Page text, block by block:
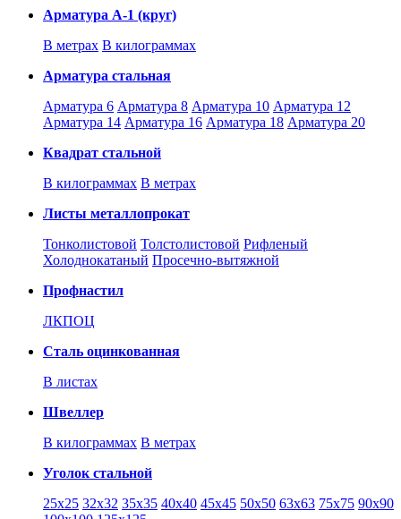
Арматура А-1 (круг)
В метрах В килограммах
Арматура стальная
Арматура 6 Арматура 8 Арматура 10 Арматура 12
Арматура 14 Арматура 16 Арматура 18 Арматура 20
Квадрат стальной
В килограммах В метрах
Листы металлопрокат
Тонколистовой Толстолистовой Рифленый
Холоднокатаный Проcечно-вытяжной
Профнастил
ЛКПОЦ
Сталь оцинкованная
В листах
Швеллер
В килограммах В метрах
Уголок стальной
25х25 32х32 35х35 40х40 45х45 50х50 63х63 75х75 90х90